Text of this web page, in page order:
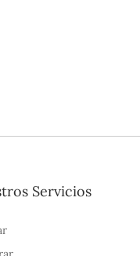
Servicios